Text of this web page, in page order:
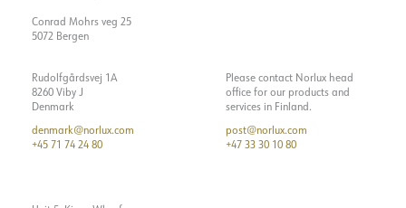
Conrad Mohrs veg 25
5072 Bergen
Rudolfgårdsvej 1A
8260 Viby J
Denmark
denmark@norlux.com
+45 71 74 24 80
Please contact Norlux head
office for our products and
services in Finland.
post@norlux.com
+47 33 30 10 80